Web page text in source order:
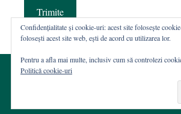
Trimite
Web hosting şi dezvoltare
Confidențialitate și cookie-uri: acest site folosește
folosești acest site web, ești de acord cu utilizarea lor.
Pentru a afla mai multe, inclusiv cum să controlezi
Politică cookie-uri